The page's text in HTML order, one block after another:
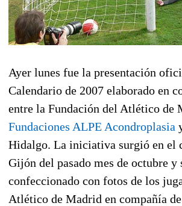
Ayer lunes fue la presentación
Calendario de 2007 elaborado en
entre la Fundación del Atlético de
Fundaciones ALPE Acondroplasia
Hidalgo. La iniciativa surgió en el
Gijón del pasado mes de octubre y
confeccionado con fotos de los
Atlético de Madrid en compañía